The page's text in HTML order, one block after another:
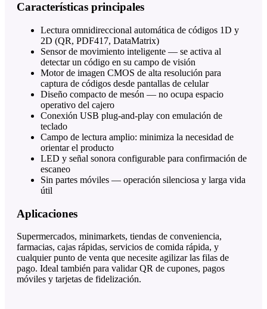
Características principales
Lectura omnidireccional automática de códigos 1D y
2D (QR, PDF417, DataMatrix)
Sensor de movimiento inteligente — se activa al
detectar un código en su campo de visión
Motor de imagen CMOS de alta resolución para
captura de códigos desde pantallas de celular
Diseño compacto de mesón — no ocupa espacio
operativo del cajero
Conexión USB plug-and-play con emulación de
teclado
Campo de lectura amplio: minimiza la necesidad de
orientar el producto
LED y señal sonora configurable para confirmación de
escaneo
Sin partes móviles — operación silenciosa y larga vida
útil
Aplicaciones
Supermercados, minimarkets, tiendas de conveniencia,
farmacias, cajas rápidas, servicios de comida rápida, y
cualquier punto de venta que necesite agilizar las filas de
pago. Ideal también para validar QR de cupones, pagos
móviles y tarjetas de fidelización.